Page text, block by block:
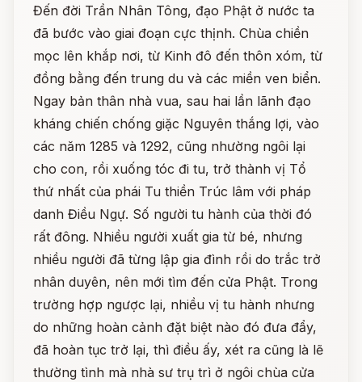
Đến đời Trần Nhân Tông, đạo Phật ở nước ta
đã bước vào giai đoạn cực thịnh. Chùa chiền
mọc lên khắp nơi, từ Kinh đô đến thôn xóm, từ
đồng bằng đến trung du và các miền ven biển.
Ngay bản thân nhà vua, sau hai lần lãnh đạo
kháng chiến chống giặc Nguyên thắng lợi, vào
các năm 1285 và 1292, cũng nhường ngôi lại
cho con, rồi xuống tóc đi tu, trở thành vị Tổ
thứ nhất của phái Tu thiền Trúc lâm với pháp
danh Điều Ngự. Số người tu hành của thời đó
rất đông. Nhiều người xuất gia từ bé, nhưng
nhiều người đã từng lập gia đình rồi do trắc trở
nhân duyên, nên mới tìm đến cửa Phật. Trong
trường hợp ngược lại, nhiều vị tu hành nhưng
do những hoàn cảnh đặt biệt nào đó đưa đẩy,
đã hoàn tục trở lại, thì điều ấy, xét ra cũng là lẽ
thường tình mà nhà sư trụ trì ở ngôi chùa cửa